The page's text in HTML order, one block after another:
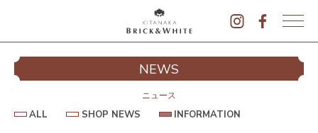
K
A
K
NEWS
ニュース
ALL
A SHOP NEWS
S
INFORMATION
I